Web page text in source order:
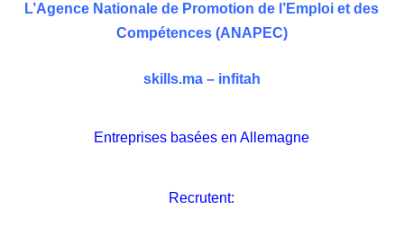
L’Agence Nationale de Promotion de l’Emploi et des
Compétences (ANAPEC)
skills.ma – infitah
Entreprises basées en Allemagne
Recrutent: